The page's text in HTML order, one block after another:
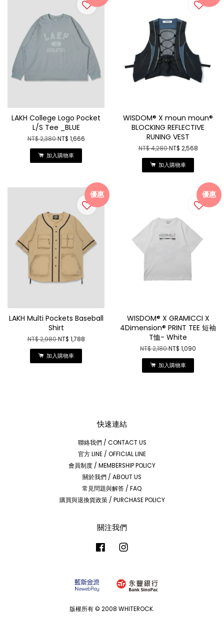
LAKH College Logo Pocket
L/S Tee _BLUE
NT$ 2,380NT$ 1,666
加入購物車
WISDOM® X moun moun®
BLOCKING REFLECTIVE
RUNING VEST
NT$ 4,280NT$ 2,568
加入購物車
優惠
LAKH Multi Pockets Baseball
Shirt
NT$ 2,980NT$ 1,788
加入購物車
優惠
WISDOM® X GRAMICCI X
4Dimension® PRINT TEE 短袖
T恤- White
NT$ 2,180NT$ 1,090
加入購物車
快速連結
聯絡我們 / CONTACT US
官方 LINE / OFFICIAL LINE
會員制度 / MEMBERSHIP POLICY
關於我們 / ABOUT US
常見問題與解答 / FAQ
購買與退換貨政策 / PURCHASE POLICY
關注我們
Facebook
版權所有 © 2008 WHITEROCK.